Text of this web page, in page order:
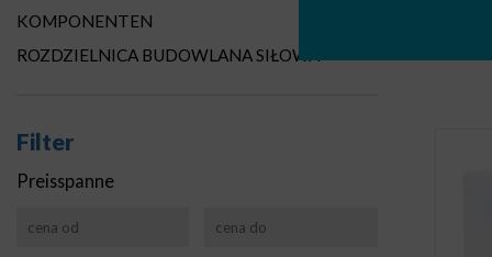
KOMPONENTEN
ROZDZIELNICA BUDOWLANA SIŁOWA
Filter
Preisspanne